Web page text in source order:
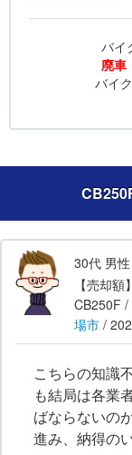
バイ
廃車
バイ
30代 男性
【売却額】
CB250F /
場市 /
こちらの知識
も結局は各業
ばならないの
進み、納得の